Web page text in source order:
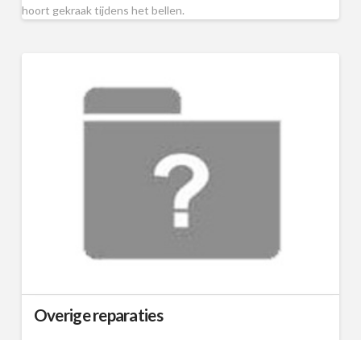
hoort gekraak tijdens het bellen.
Overige reparaties